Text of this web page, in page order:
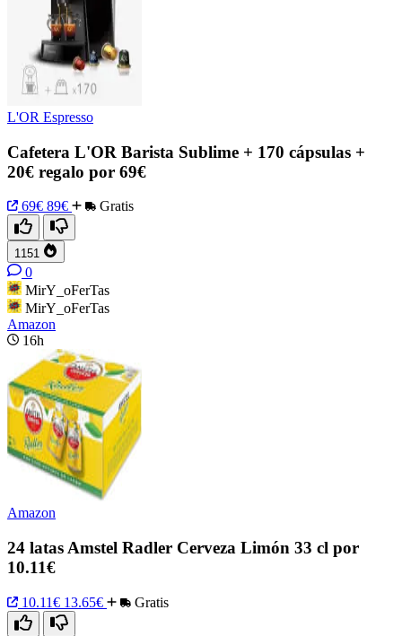
L'OR Espresso
Cafetera L'OR Barista Sublime + 170 cápsulas +
20€ regalo por 69€
69€ 89€ Gratis
1151
0
MirY_oFerTas
MirY_oFerTas
Amazon
16h
Amazon
24 latas Amstel Radler Cerveza Limón 33 cl por
10.11€
10.11€ 13.65€ Gratis